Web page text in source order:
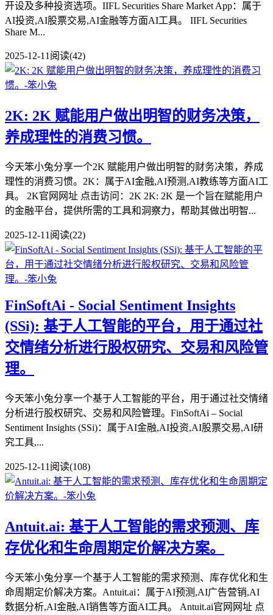
开设及多种投资选项。IIFL Securities Share Market App：属于
AI投资,AI股票交易,AI金融等方面AI工具。 IIFL Securities
Share M...
2025-12-11 阅读(42)
2K: 2K 赋能用户做出明智的财务决策，
养成理性的消费习惯。
今天笨小兔分享一个2K 赋能用户做出明智的财务决策，养成
理性的消费习惯。2K：属于AI金融,AI预测,AI教练等方面AI工
具。 2K官网网址 点击访问：2K 2K: 2K 是一个旨在赋能用户
的金融平台，提供所需的工具和洞察力，帮助其做出明智...
2025-12-11 阅读(22)
FinSoftAi - Social Sentiment Insights
(SSi): 基于人工智能的平台，用于通过社
交情绪分析进行股权研究、交易和风险管
理。
今天笨小兔分享一个基于人工智能的平台，用于通过社交情绪
分析进行股权研究、交易和风险管理。FinSoftAi – Social
Sentiment Insights (SSi)：属于AI金融,AI投资,AI股票交易,AI研
究工具,...
2025-12-11 阅读(108)
Antuit.ai: 基于人工智能的需求预测、库
存优化和生命周期定价解决方案。
今天笨小兔分享一个基于人工智能的需求预测、库存优化和生
命周期定价解决方案。Antuit.ai：属于AI预测,AI广告营销,AI
数据分析,AI金融,AI销售等方面AI工具。 Antuit.ai官网网址 点